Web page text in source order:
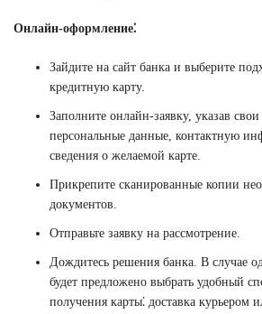
Онлайн-оформление⁚
Зайдите на сайт банка и выберите
кредитную карту.
Заполните онлайн-заявку, указав свои
персональные данные, контактную
сведения о желаемой карте.
Прикрепите сканированные копии
документов.
Отправьте заявку на рассмотрение.
Дождитесь решения банка. В случае
будет предложено выбрать удобный
получения карты⁚ доставка курьером